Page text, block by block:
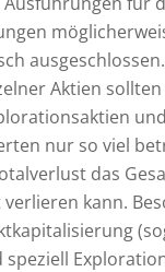
Aktien
nur so viel
das
kann.
speziell